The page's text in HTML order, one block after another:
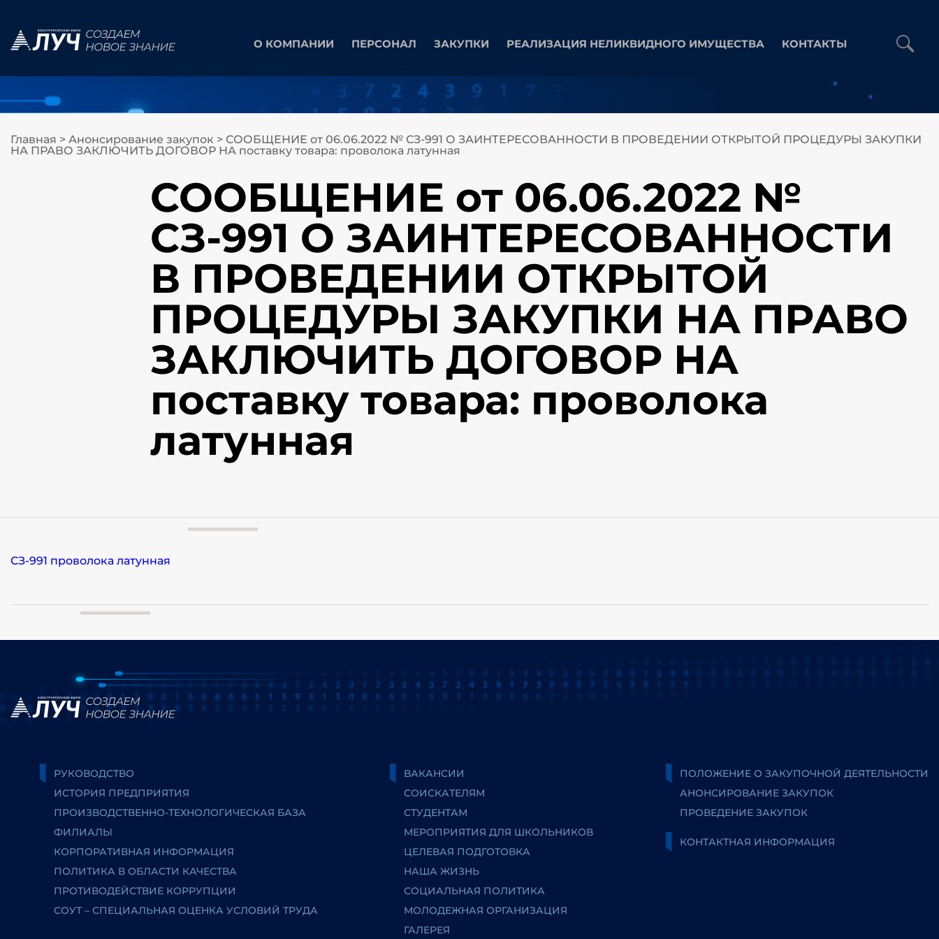
О КОМПАНИИ ПЕРСОНАЛ ЗАКУПКИ РЕАЛИЗАЦИЯ НЕЛИКВИДНОГО ИМУЩЕСТВА КОНТАКТЫ
Главная > Анонсирование закупок > СООБЩЕНИЕ от 06.06.2022 № СЗ-991 О ЗАИНТЕРЕСОВАННОСТИ В ПРОВЕДЕНИИ ОТКРЫТОЙ ПРОЦЕДУРЫ ЗАКУПКИ
НА ПРАВО ЗАКЛЮЧИТЬ ДОГОВОР НА поставку товара: проволока латунная
СООБЩЕНИЕ от 06.06.2022 №
СЗ-991 О ЗАИНТЕРЕСОВАННОСТИ
В ПРОВЕДЕНИИ ОТКРЫТОЙ
ПРОЦЕДУРЫ ЗАКУПКИ НА ПРАВО
ЗАКЛЮЧИТЬ ДОГОВОР НА
поставку товара: проволока
латунная
СЗ-991 проволока латунная
РУКОВОДСТВО
ИСТОРИЯ ПРЕДПРИЯТИЯ
ПРОИЗВОДСТВЕННО-ТЕХНОЛОГИЧЕСКАЯ БАЗА
ФИЛИАЛЫ
КОРПОРАТИВНАЯ ИНФОРМАЦИЯ
ПОЛИТИКА В ОБЛАСТИ КАЧЕСТВА
ПРОТИВОДЕЙСТВИЕ КОРРУПЦИИ
СОУТ – СПЕЦИАЛЬНАЯ ОЦЕНКА УСЛОВИЙ ТРУДА
ВАКАНСИИ
СОИСКАТЕЛЯМ
СТУДЕНТАМ
МЕРОПРИЯТИЯ ДЛЯ ШКОЛЬНИКОВ
ЦЕЛЕВАЯ ПОДГОТОВКА
НАША ЖИЗНЬ
СОЦИАЛЬНАЯ ПОЛИТИКА
МОЛОДЕЖНАЯ ОРГАНИЗАЦИЯ
ГАЛЕРЕЯ
ПОЛОЖЕНИЕ О ЗАКУПОЧНОЙ ДЕЯТЕЛЬНОСТИ
АНОНСИРОВАНИЕ ЗАКУПОК
ПРОВЕДЕНИЕ ЗАКУПОК
КОНТАКТНАЯ ИНФОРМАЦИЯ